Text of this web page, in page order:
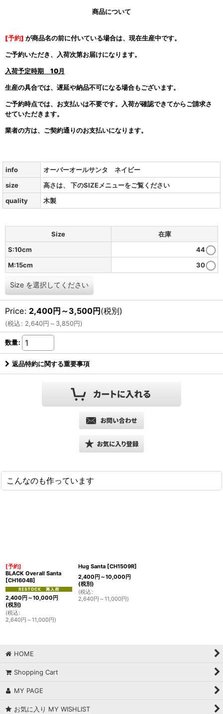
商品について
[予約] が商品名の前に付いている場合は、現在生産中です。
ご予約いただき、入荷次第お届けになります。
入荷予定時期 10月
生産の具合では、遅延や納品不可になる場合もございます。
ご予約時点では、お支払いは不要です。入荷が確認できてからご請求さ
せていただきます。
業者の方は、ご契約通りのお支払いになります。
info
オーバーオールサンタ ネイビー
size
高さは、 下のSIZEメニューをご覧ください
quality
木製
Size
在庫
S:10cm
44
M:15cm
30
Size を選択してください
Price: 2,400円 ～3,500円 (税別)
(税込: 2,640円 ～3,850円)
数量:
返品特約に関する重要事項
こんなのも作っています
[予約]
BLACK Overall Santa
[CH1604B]
2,400 円 ～10,000 円
(税別)
(税込 :
2,640円 ～11,000円)
Hug Santa [CH1509R]
2,400 円 ～10,000 円
(税別)
(税込 :
2,640円 ～11,000円)
HOME
Shopping Cart
MY PAGE
お気に入り MY WISHLIST